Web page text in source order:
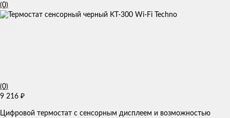
(0)
(0)
9 216 ₽
Цифровой термостат с сенсорным дисплеем и возможностью